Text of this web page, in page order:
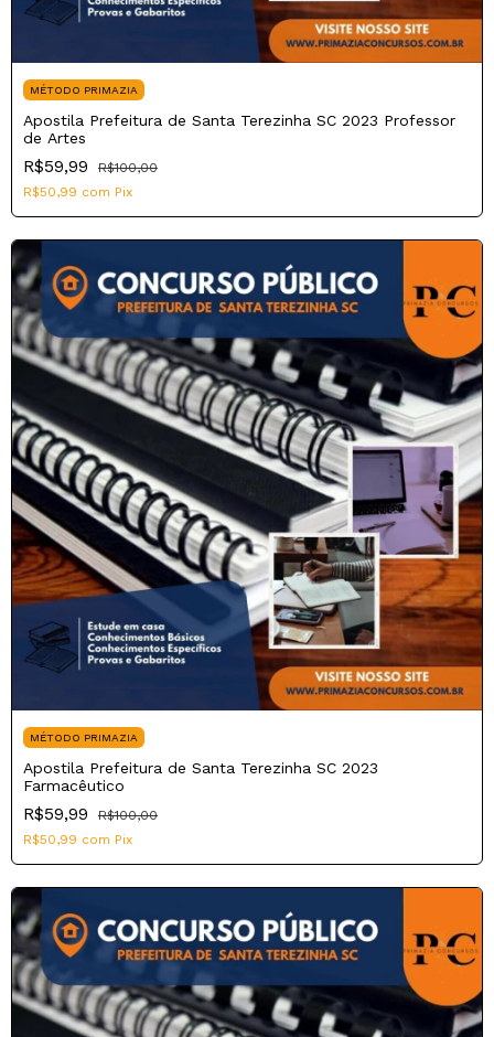
MÉTODO PRIMAZIA
Apostila Prefeitura de Santa Terezinha SC 2023 Professor
de Artes
R$59,99
R$100,00
R$50,99 com Pix
MÉTODO PRIMAZIA
Apostila Prefeitura de Santa Terezinha SC 2023
Farmacêutico
R$59,99
R$100,00
R$50,99 com Pix